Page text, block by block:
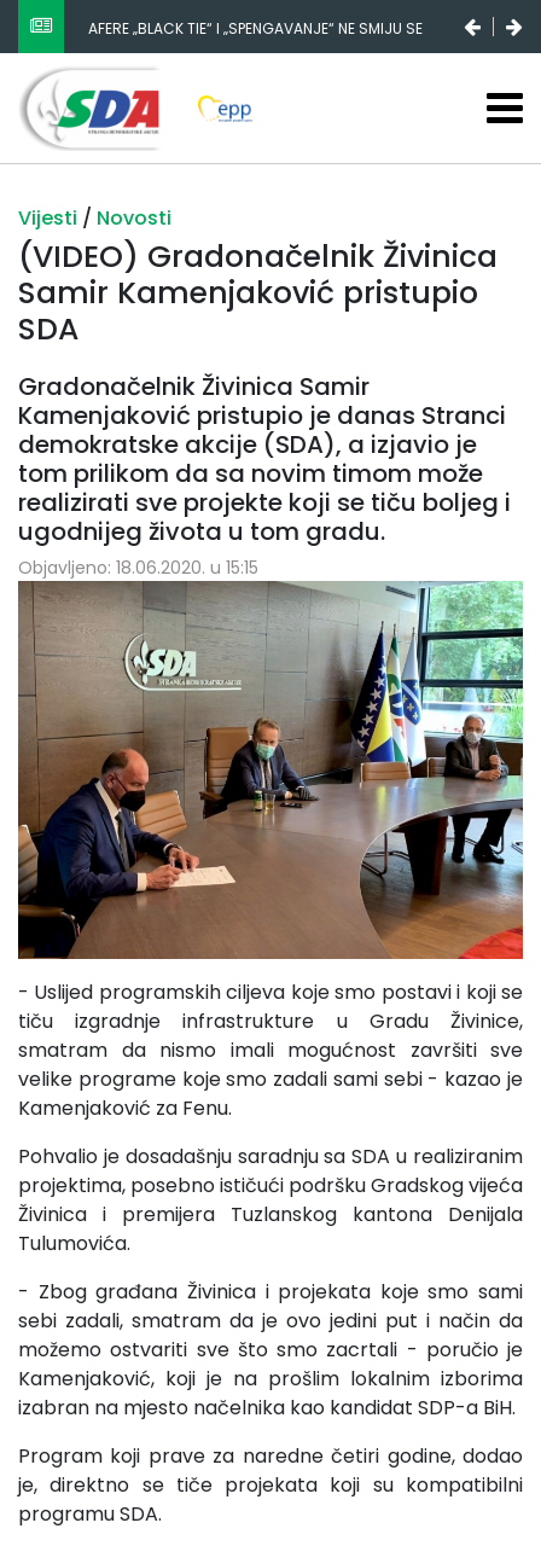
AFERE „BLACK TIE“ I „SPENGAVANJE“ NE SMIJU SE
ZATAŠKATI
Vijesti / Novosti
(VIDEO) Gradonačelnik Živinica
Samir Kamenjaković pristupio
SDA
Gradonačelnik Živinica Samir
Kamenjaković pristupio je danas Stranci
demokratske akcije (SDA), a izjavio je
tom prilikom da sa novim timom može
realizirati sve projekte koji se tiču boljeg i
ugodnijeg života u tom gradu.
Objavljeno: 18.06.2020. u 15:15
- Uslijed programskih ciljeva koje smo postavi i koji se
tiču izgradnje infrastrukture u Gradu Živinice,
smatram da nismo imali mogućnost završiti sve
velike programe koje smo zadali sami sebi - kazao je
Kamenjaković za Fenu.
Pohvalio je dosadašnju saradnju sa SDA u realiziranim
projektima, posebno ističući podršku Gradskog vijeća
Živinica i premijera Tuzlanskog kantona Denijala
Tulumovića.
- Zbog građana Živinica i projekata koje smo sami
sebi zadali, smatram da je ovo jedini put i način da
možemo ostvariti sve što smo zacrtali - poručio je
Kamenjaković, koji je na prošlim lokalnim izborima
izabran na mjesto načelnika kao kandidat SDP-a BiH.
Program koji prave za naredne četiri godine, dodao
je, direktno se tiče projekata koji su kompatibilni
programu SDA.